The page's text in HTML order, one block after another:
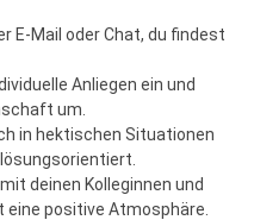
E-Mail oder Chat, du findest
Anliegen ein und
um.
in hektischen Situationen
deinen Kolleginnen und
positive Atmosphäre.